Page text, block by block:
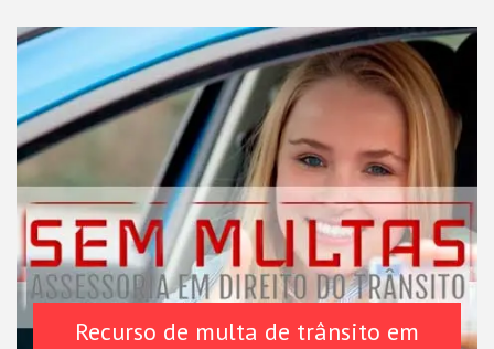
Recurso de multa de trânsito em